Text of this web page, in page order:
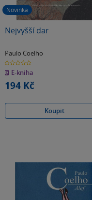
Novinka
Nejvyšší dar
Paulo Coelho
0.0
z
5
hvězdiček
E-kniha
194 Kč
Koupit